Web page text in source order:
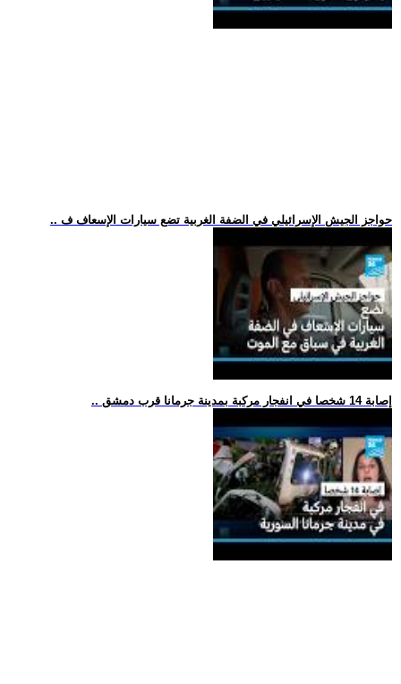
.. حواجز الجيش الإسرائيلي في الضفة الغربية تضع سيارات الإسعاف ف
.. إصابة 14 شخصا في انفجار مركبة بمدينة جرمانا قرب دمشق